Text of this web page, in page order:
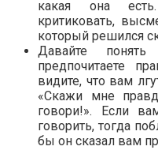
какая она
критиковать,
который решился
Давайте
предпочитаете
видите, что вам
«Скажи мне
говори!». Если
говорить, тогда
бы он сказал вам